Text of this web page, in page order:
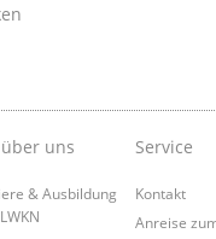
uns
& Ausbildung
Service
Kontakt
Anreise